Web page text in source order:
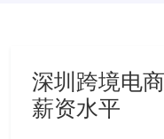
深圳跨境电
薪资水平